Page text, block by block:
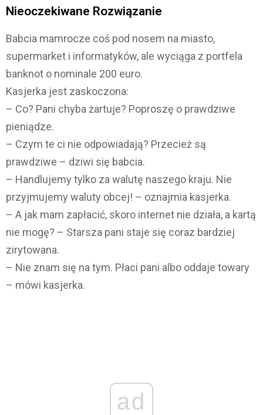
Nieoczekiwane Rozwiązanie
Babcia mamrocze coś pod nosem na miasto,
supermarket i informatyków, ale wyciąga z portfela
banknot o nominale 200 euro.
Kasjerka jest zaskoczona:
– Co? Pani chyba żartuje? Poproszę o prawdziwe
pieniądze.
– Czym te ci nie odpowiadają? Przecież są
prawdziwe – dziwi się babcia.
– Handlujemy tylko za walutę naszego kraju. Nie
przyjmujemy waluty obcej! – oznajmia kasjerka.
– A jak mam zapłacić, skoro internet nie działa, a kartą
nie mogę? – Starsza pani staje się coraz bardziej
zirytowana.
– Nie znam się na tym. Płaci pani albo oddaje towary
– mówi kasjerka.
ad